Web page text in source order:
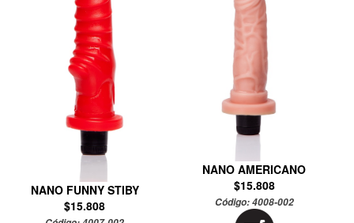
NANO FUNNY STIBY
$15.808
NANO AMERICANO
$15.808
Código:4008-002